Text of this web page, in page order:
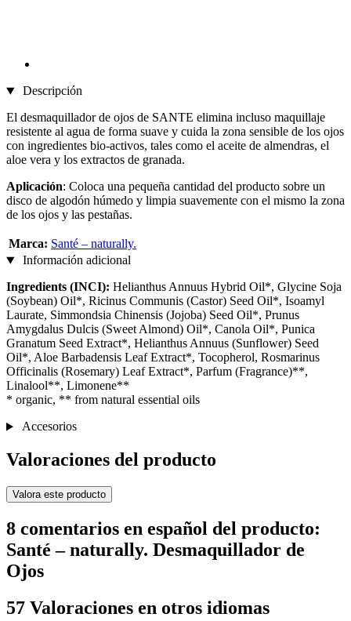
Descripción
El desmaquillador de ojos de SANTE elimina incluso maquillaje
resistente al agua de forma suave y cuida la zona sensible de los ojos
con ingredientes bio-activos, tales como el aceite de almendras, el
aloe vera y los extractos de granada.
Aplicación: Coloca una pequeña cantidad del producto sobre un
disco de algodón húmedo y limpia suavemente con el mismo la zona
de los ojos y las pestañas.
Marca: Santé – naturally.
Información adicional
Ingredients (INCI): Helianthus Annuus Hybrid Oil*, Glycine Soja
(Soybean) Oil*, Ricinus Communis (Castor) Seed Oil*, Isoamyl
Laurate, Simmondsia Chinensis (Jojoba) Seed Oil*, Prunus
Amygdalus Dulcis (Sweet Almond) Oil*, Canola Oil*, Punica
Granatum Seed Extract*, Helianthus Annuus (Sunflower) Seed
Oil*, Aloe Barbadensis Leaf Extract*, Tocopherol, Rosmarinus
Officinalis (Rosemary) Leaf Extract*, Parfum (Fragrance)**,
Linalool**, Limonene**
* organic, ** from natural essential oils
Accesorios
Valoraciones del producto
Valora este producto
8 comentarios en español del producto:
Santé – naturally. Desmaquillador de
Ojos
57 Valoraciones en otros idiomas